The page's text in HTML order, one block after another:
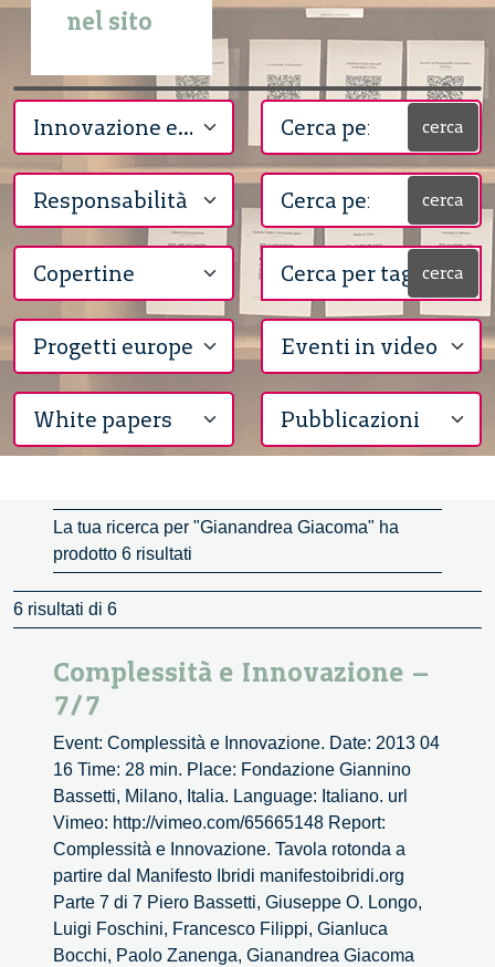
nel sito
cerca
cerca
cerca
La tua ricerca per "Gianandrea Giacoma" ha
prodotto 6 risultati
6 risultati di 6
Complessità e Innovazione –
7/7
Event: Complessità e Innovazione. Date: 2013 04
16 Time: 28 min. Place: Fondazione Giannino
Bassetti, Milano, Italia. Language: Italiano. url
Vimeo: http://vimeo.com/65665148 Report:
Complessità e Innovazione. Tavola rotonda a
partire dal Manifesto Ibridi manifestoibridi.org
Parte 7 di 7 Piero Bassetti, Giuseppe O. Longo,
Luigi Foschini, Francesco Filippi, Gianluca
Bocchi, Paolo Zanenga, Gianandrea Giacoma